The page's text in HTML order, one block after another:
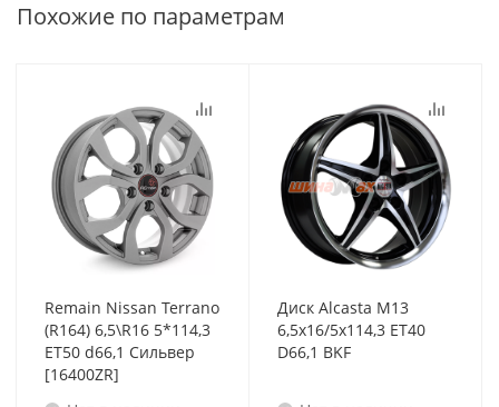
Похожие по параметрам
Remain Nissan Terrano
(R164) 6,5\R16 5*114,3
ET50 d66,1 Сильвер
[16400ZR]
Диск Alcasta M13
6,5x16/5x114,3 ET40
D66,1 BKF